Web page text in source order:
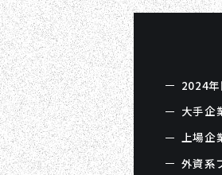
2024
大手企
上場企
外資系